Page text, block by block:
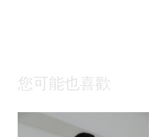
您可能也喜歡